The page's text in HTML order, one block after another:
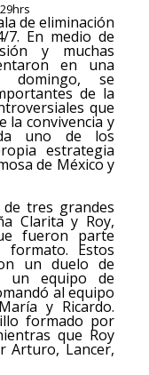
de eliminación
En medio de
y muchas
en una
domingo, se
de la
que
la convivencia y
uno de los
estrategia
de México y
tres grandes
Clarita y Roy,
fueron parte
Estos
un duelo de
un equipo de
al equipo
y Ricardo.
formado por
que Roy
Arturo, Lancer,